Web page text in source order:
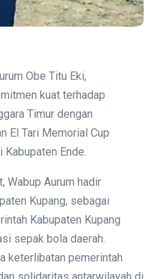
Obe Titu Eki,
kuat terhadap
Timur dengan
El Tari Memorial Cup
Ende.
Wabup Aurum hadir
Kupang, sebagai
Kabupaten Kupang
sepak bola daerah.
keterlibatan pemerintah